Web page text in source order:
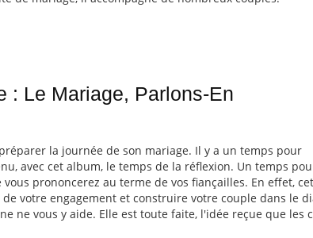
: Le Mariage, Parlons-En
la journée de son mariage. Il y a un temps pour
avec cet album, le temps de la réflexion. Un temps
prononcerez au terme de vos fiançailles. En effet,
votre engagement et construire votre couple dans le
ne vous y aide. Elle est toute faite, l'idée reçue que les